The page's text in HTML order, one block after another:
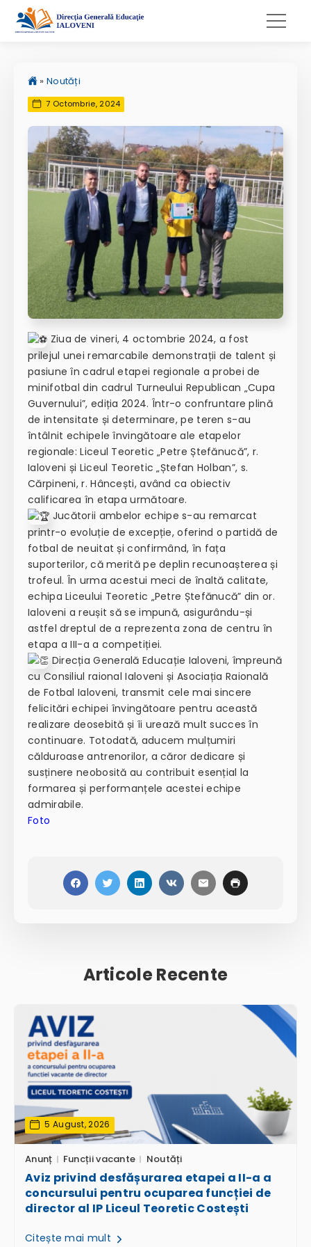
» Noutăți
7 Octombrie, 2024
Ziua de vineri, 4 octombrie 2024, a fost
prilejul unei remarcabile demonstrații de talent și
pasiune în cadrul etapei regionale a probei de
minifotbal din cadrul Turneului Republican „Cupa
Guvernului”, ediția 2024. Într-o confruntare plină
de intensitate și determinare, pe teren s-au
întâlnit echipele învingătoare ale etapelor
regionale: Liceul Teoretic „Petre Ștefănucă”, r.
Ialoveni și Liceul Teoretic „Ștefan Holban”, s.
Cărpineni, r. Hâncești, având ca obiectiv
calificarea în etapa următoare.
Jucătorii ambelor echipe s-au remarcat
printr-o evoluție de excepție, oferind o partidă de
fotbal de neuitat și confirmând, în fața
suporterilor, că merită pe deplin recunoașterea și
trofeul. În urma acestui meci de înaltă calitate,
echipa Liceului Teoretic „Petre Ștefănucă” din or.
Ialoveni a reușit să se impună, asigurându-și
astfel dreptul de a reprezenta zona de centru în
etapa a III-a a competiției.
Direcția Generală Educație Ialoveni, împreună
cu Consiliul raional Ialoveni și Asociația Raională
de Fotbal Ialoveni, transmit cele mai sincere
felicitări echipei învingătoare pentru această
realizare deosebită și îi urează mult succes în
continuare. Totodată, aducem mulțumiri
călduroase antrenorilor, a căror dedicare și
susținere neobosită au contribuit esențial la
formarea și performanțele acestei echipe
admirabile.
Foto
Articole Recente
5 August, 2026
Anunț Funcții vacante Noutăți
Aviz privind desfășurarea etapei a II-a a
concursului pentru ocuparea funcției de
director al IP Liceul Teoretic Costești
Citește mai mult